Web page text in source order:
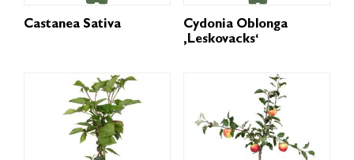
Castanea Sativa
Cydonia Oblonga
‚Leskovacks‘